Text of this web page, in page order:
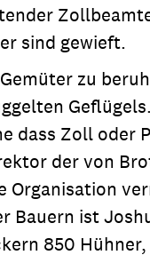
sind gewieft.
zu
Zoll oder
der von
Organisation
ist
850